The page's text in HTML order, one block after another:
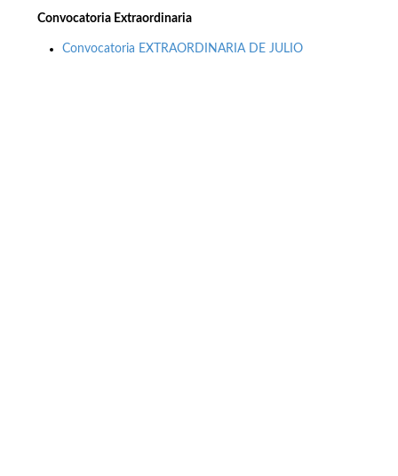
Convocatoria Extraordinaria
Convocatoria EXTRAORDINARIA DE JULIO